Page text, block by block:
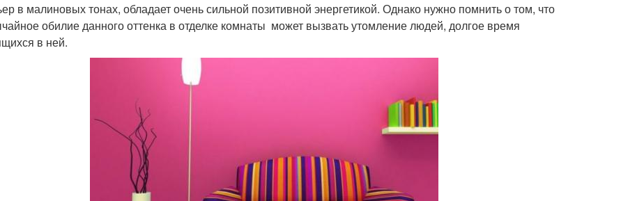
в малиновых тонах, обладает очень сильной позитивной энергетикой. Однако нужно помнить о том, что
обилие данного оттенка в отделке комнаты может вызвать утомление людей, долгое время
в ней.